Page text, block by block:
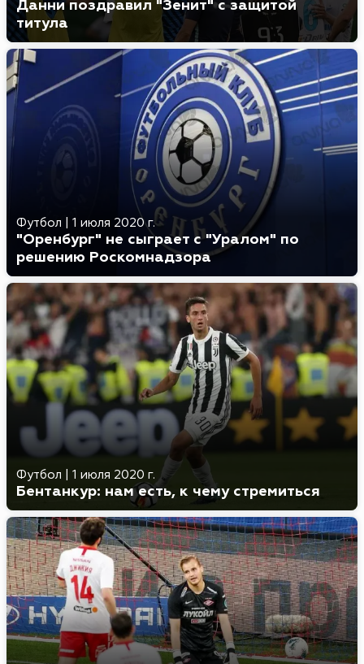
Данни поздравил "Зенит" с защитой
титула
Футбол 1 июля 2020 г.
"Оренбург" не сыграет с "Уралом" по
решению Роскомнадзора
Футбол 1 июля 2020 г.
Бентанкур: нам есть, к чему стремиться